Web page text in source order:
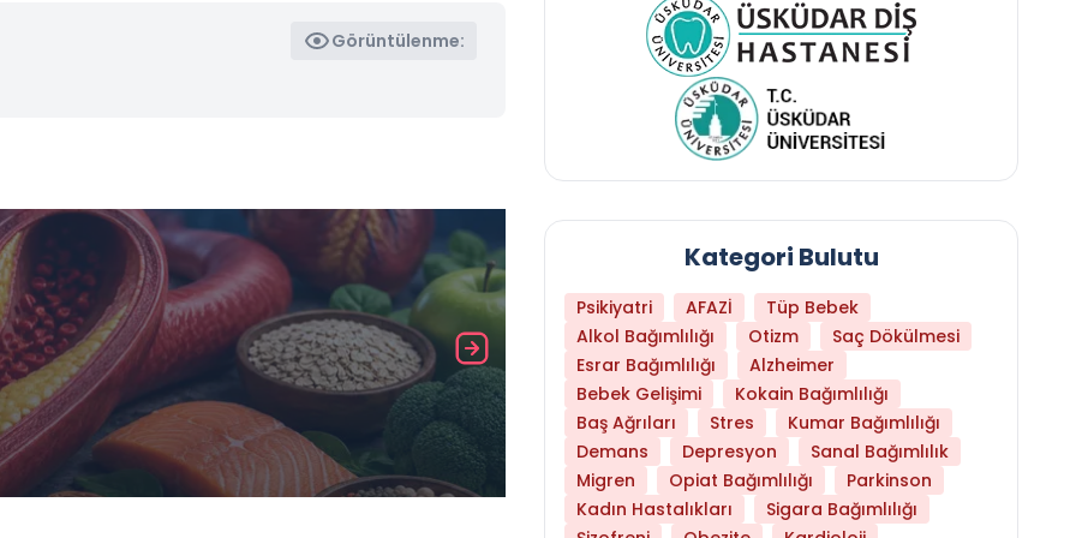
Görüntülenme:
Daha Az Protein Tüketmek Yaşlanmayı
Kategori Bulutu
Psikiyatri AFAZİ
Tüp Bebek
Alkol Bağımlılığı
Otizm
Saç Dökülmesi
Esrar Bağımlılığı
Alzheimer
Bebek Gelişimi
Kokain Bağımlılığı
Baş Ağrıları
Stres
Kumar Bağımlılığı
Demans
Depresyon
Sanal Bağımlılık
Migren
Opiat Bağımlılığı
Parkinson
Kadın Hastalıkları
Sigara Bağımlılığı